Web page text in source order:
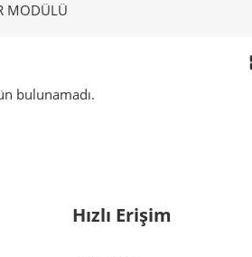
MODÜLÜ
bulunamadı.
Hızlı Erişim